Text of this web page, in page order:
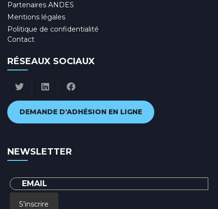
Partenaires ANDES
Mentions légales
Politique de confidentialité
Contact
RÉSEAUX SOCIAUX
DEMANDE D'ADHÉSION EN LIGNE
NEWSLETTER
S'inscrire